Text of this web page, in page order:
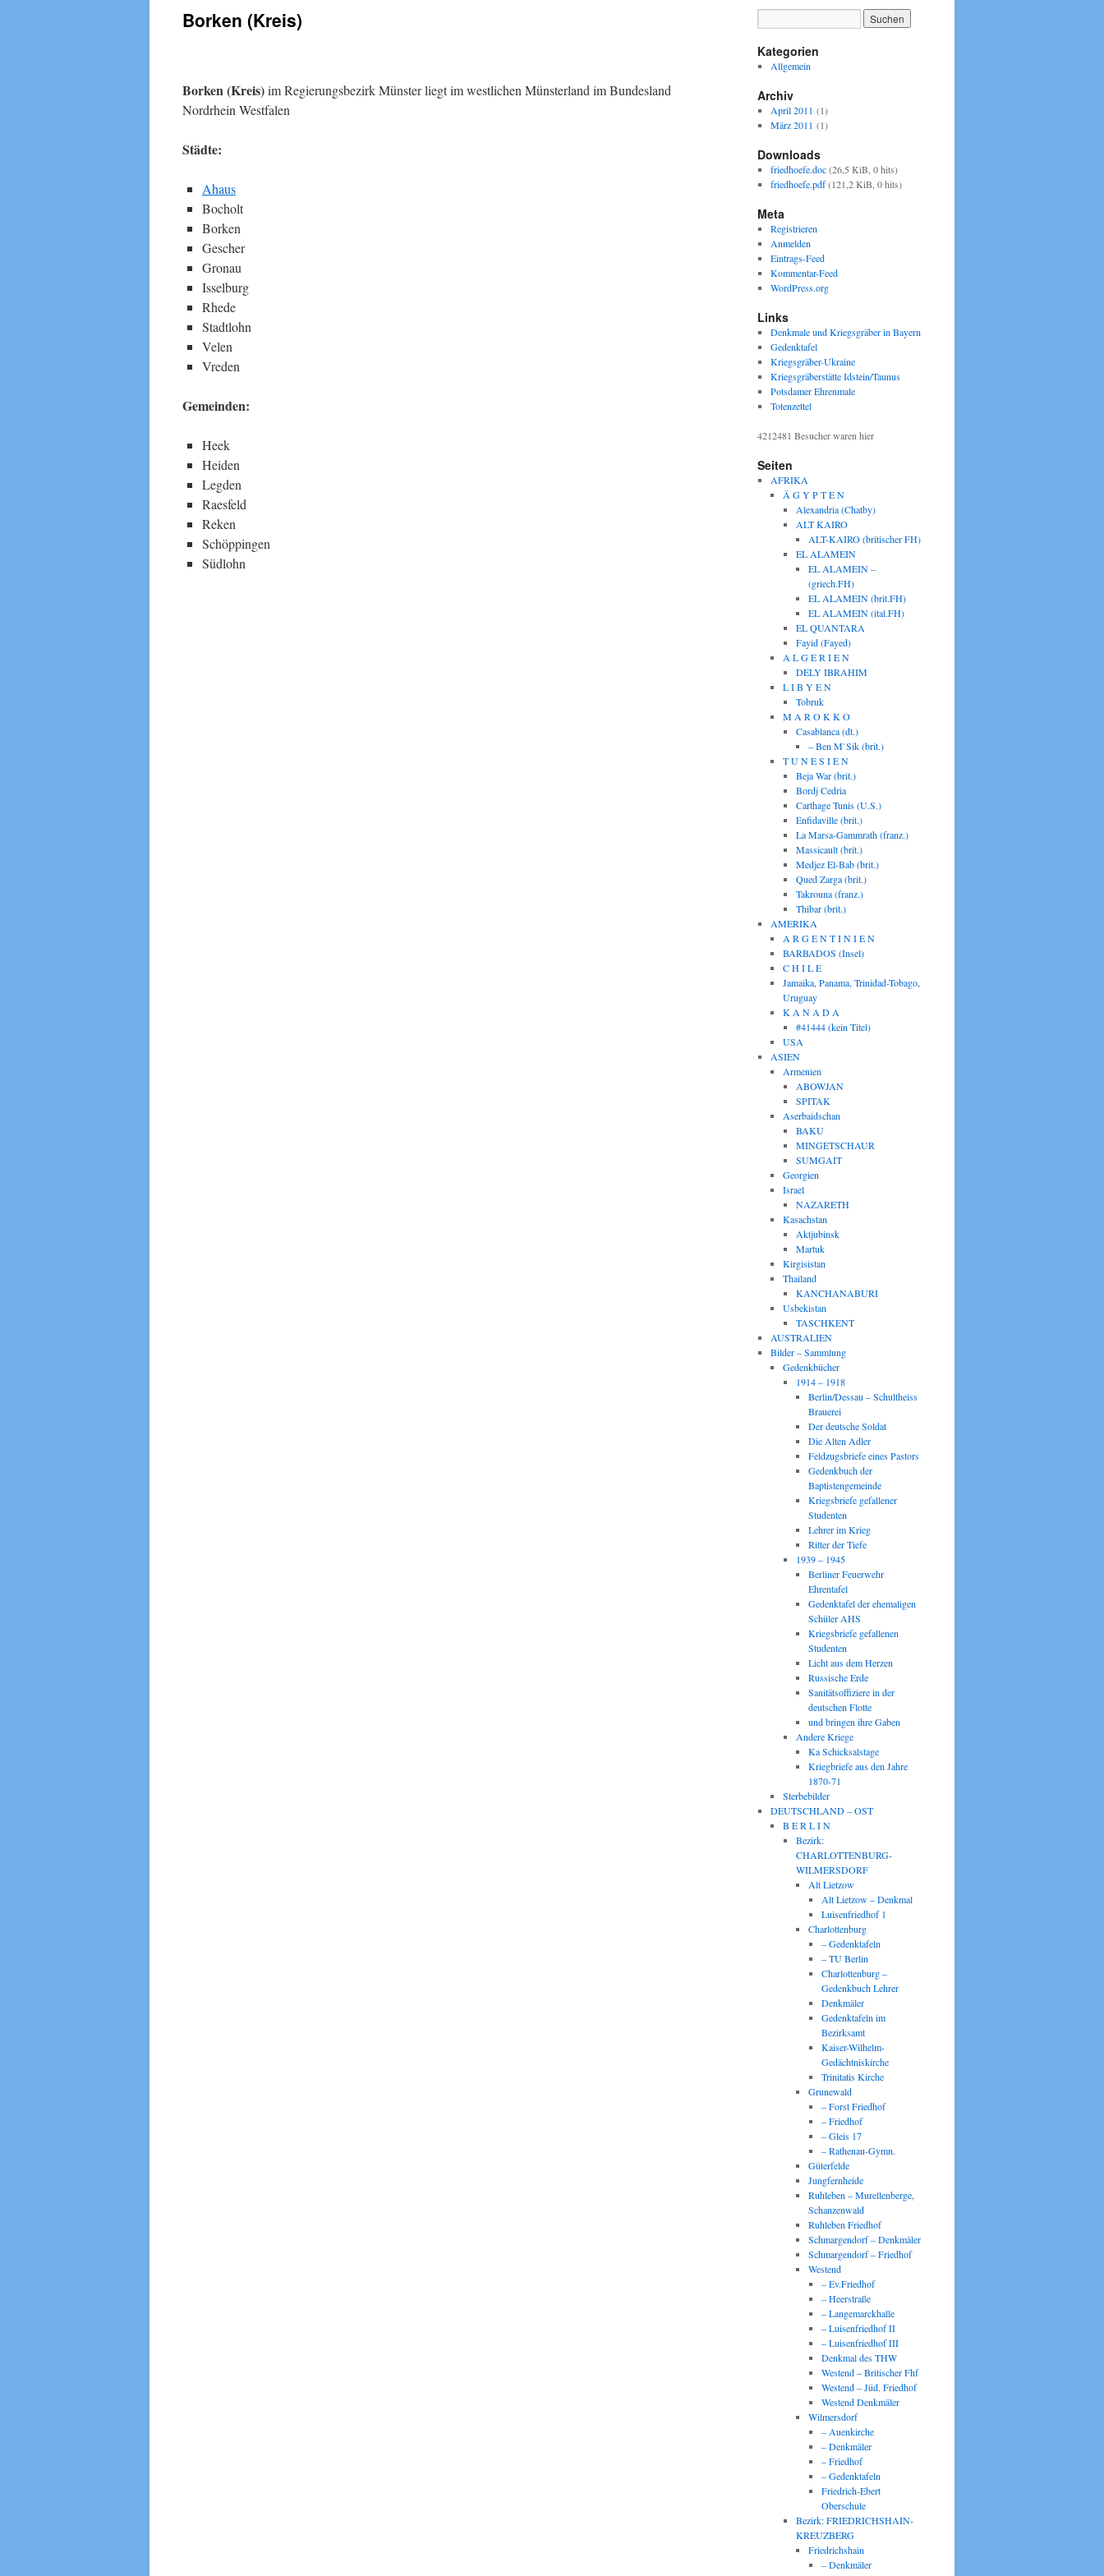
Borken (Kreis)
Borken (Kreis)im Regierungsbezirk Münster liegt im westlichen Münsterland im Bundesland
Nordrhein Westfalen
Städte:
Ahaus
Bocholt
Borken
Gescher
Gronau
Isselburg
Rhede
Stadtlohn
Velen
Vreden
Gemeinden:
Heek
Heiden
Legden
Raesfeld
Reken
Schöppingen
Südlohn
Kategorien
Allgemein
Archiv
April 2011 (1)
März 2011 (1)
Downloads
friedhoefe.doc(26,5 KiB, 0 hits)
friedhoefe.pdf(121,2 KiB, 0 hits)
Meta
Registrieren
Anmelden
Eintrags-Feed
Kommentar-Feed
WordPress.org
Links
Denkmale und Kriegsgräber in Bayern
Gedenktafel
Kriegsgräber-Ukraine
Kriegsgräberstätte Idstein/Taunus
Potsdamer Ehrenmale
Totenzettel
4212481 Besucher waren hier
Seiten
AFRIKA
Ä G Y P T E N
Alexandria (Chatby)
ALT KAIRO
ALT-KAIRO (britischer FH)
EL ALAMEIN
EL ALAMEIN –
(griech.FH)
EL ALAMEIN (brit.FH)
EL ALAMEIN (ital.FH)
EL QUANTARA
Fayid (Fayed)
A L G E R I E N
DELY IBRAHIM
L I B Y E N
Tobruk
M A R O K K O
Casablanca (dt.)
– Ben M`Sik (brit.)
T U N E S I E N
Beja War (brit.)
Bordj Cedria
Carthage Tunis (U.S.)
Enfidaville (brit.)
La Marsa-Gammrath (franz.)
Massicault (brit.)
Medjez El-Bab (brit.)
Qued Zarga (brit.)
Takrouna (franz.)
Thibar (brit.)
AMERIKA
A R G E N T I N I E N
BARBADOS (Insel)
C H I L E
Jamaika, Panama, Trinidad-Tobago,
Uruguay
K A N A D A
#41444 (kein Titel)
USA
ASIEN
Armenien
ABOWJAN
SPITAK
Aserbaidschan
BAKU
MINGETSCHAUR
SUMGAIT
Georgien
Israel
NAZARETH
Kasachstan
Aktjubinsk
Martuk
Kirgisistan
Thailand
KANCHANABURI
Usbekistan
TASCHKENT
AUSTRALIEN
Bilder – Sammlung
Gedenkbücher
1914 – 1918
Berlin/Dessau – Schultheiss
Brauerei
Der deutsche Soldat
Die Alten Adler
Feldzugsbriefe eines Pastors
Gedenkbuch der
Baptistengemeinde
Kriegsbriefe gefallener
Studenten
Lehrer im Krieg
Ritter der Tiefe
1939 – 1945
Berliner Feuerwehr
Ehrentafel
Gedenktafel der ehemaligen
Schüler AHS
Kriegsbriefe gefallenen
Studenten
Licht aus dem Herzen
Russische Erde
Sanitätsoffiziere in der
deutschen Flotte
und bringen ihre Gaben
Andere Kriege
Ka Schicksalstage
Kriegbriefe aus den Jahre
1870-71
Sterbebilder
DEUTSCHLAND – OST
B E R L I N
Bezirk:
CHARLOTTENBURG-
WILMERSDORF
Alt Lietzow
Alt Lietzow – Denkmal
Luisenfriedhof 1
Charlottenburg
– Gedenktafeln
– TU Berlin
Charlottenburg –
Gedenkbuch Lehrer
Denkmäler
Gedenktafeln im
Bezirksamt
Kaiser-Wilhelm-
Gedächtniskirche
Trinitatis Kirche
Grunewald
– Forst Friedhof
– Friedhof
– Gleis 17
– Rathenau-Gymn.
Güterfelde
Jungfernheide
Ruhleben – Murellenberge,
Schanzenwald
Ruhleben Friedhof
Schmargendorf – Denkmäler
Schmargendorf – Friedhof
Westend
– Ev.Friedhof
– Heerstraße
– Langemarckhalle
– Luisenfriedhof II
– Luisenfriedhof III
Denkmal des THW
Westend – Britischer Fhf
Westend – Jüd. Friedhof
Westend Denkmäler
Wilmersdorf
– Auenkirche
– Denkmäler
– Friedhof
– Gedenktafeln
Friedrich-Ebert
Oberschule
Bezirk: FRIEDRICHSHAIN-
KREUZBERG
Friedrichshain
– Denkmäler